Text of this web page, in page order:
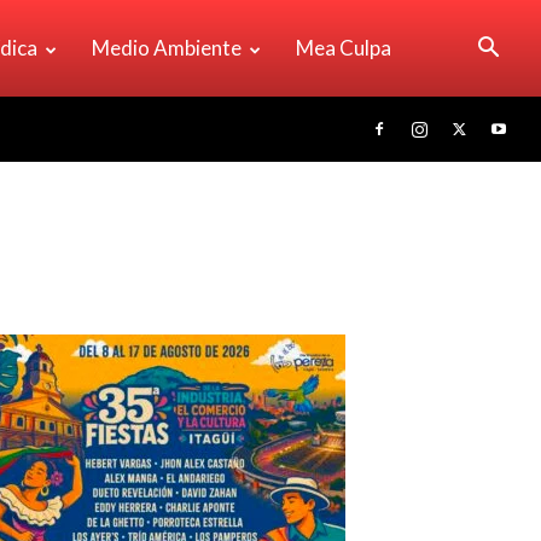
Medio Ambiente Mea Culpa